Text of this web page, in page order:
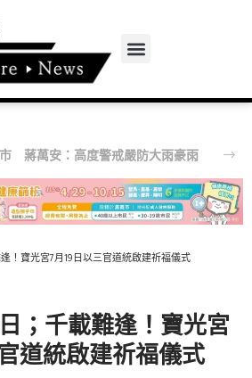
蔣萬安：高度警戒嚴防大雨豪雨
！寶光宮7月19日以三官道統啟建祈福儀式
；千載難逢！寶光宮
道統啟建祈福儀式